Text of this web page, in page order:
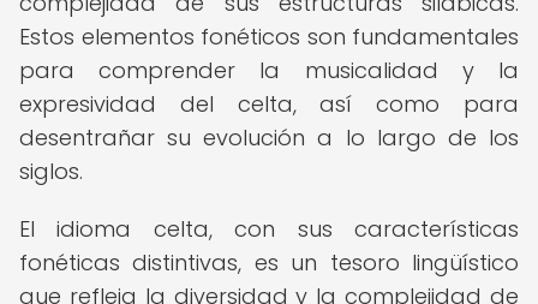
Estos elementos fonéticos son fundamentales
para comprender la musicalidad y la
expresividad del celta, así como para
desentrañar su evolución a lo largo de los
siglos.
El idioma celta, con sus características
fonéticas distintivas, es un tesoro lingüístico
que refleja la diversidad y la complejidad de